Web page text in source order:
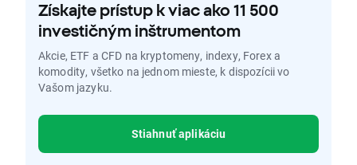
Získajte prístup k viac ako 11 500
investičným inštrumentom
Akcie, ETF a CFD na kryptomeny, indexy, Forex a
komodity, všetko na jednom mieste, k dispozícii vo
Vašom jazyku.
Stiahnuť aplikáciu